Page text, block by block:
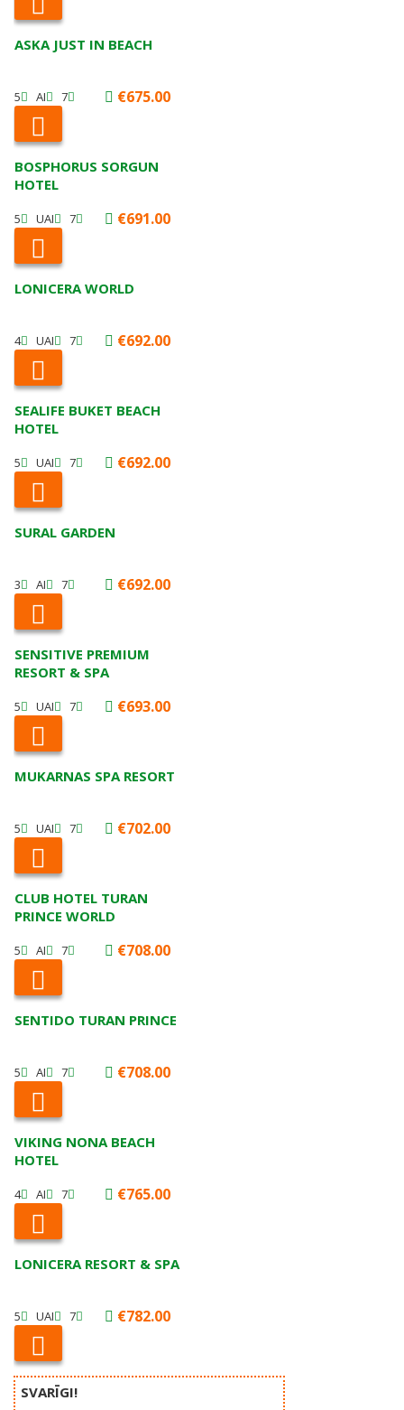
ASKA JUST IN BEACH
5 AI 7 €675.00
BOSPHORUS SORGUN
HOTEL
5 UAI 7 €691.00
LONICERA WORLD
4 UAI 7 €692.00
SEALIFE BUKET BEACH
HOTEL
5 UAI 7 €692.00
SURAL GARDEN
3 AI 7 €692.00
SENSITIVE PREMIUM
RESORT & SPA
5 UAI 7 €693.00
MUKARNAS SPA RESORT
5 UAI 7 €702.00
CLUB HOTEL TURAN
PRINCE WORLD
5 AI 7 €708.00
SENTIDO TURAN PRINCE
5 AI 7 €708.00
VIKING NONA BEACH
HOTEL
4 AI 7 €765.00
LONICERA RESORT & SPA
5 UAI 7 €782.00
SVARĪGI!